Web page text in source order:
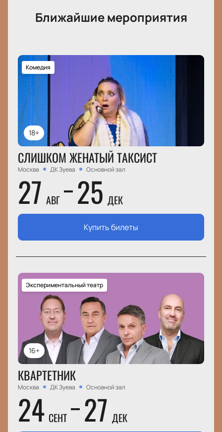
Ближайшие мероприятия
18+
Комедия
СЛИШКОМ ЖЕНАТЫЙ ТАКСИСТ
Москва ДК Зуева Основной зал
27 АВГ 25 ДЕК
Купить билеты
16+
Экспериментальный театр
КВАРТЕТНИК
Москва ДК Зуева Основной зал
24 СЕНТ 27 ДЕК